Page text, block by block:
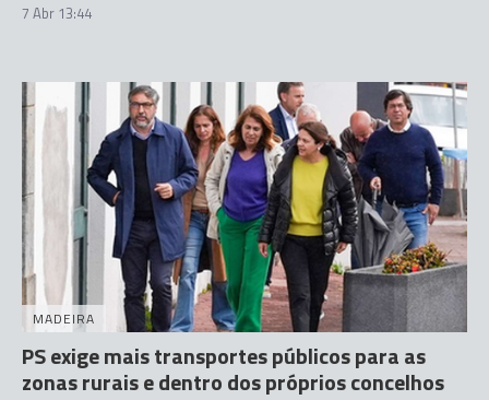
7 Abr 13:44
MADEIRA
PS exige mais transportes públicos para as
zonas rurais e dentro dos próprios concelhos